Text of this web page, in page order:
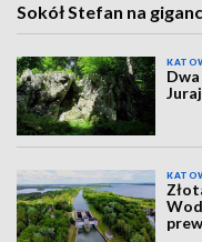
Sokół Stefan na